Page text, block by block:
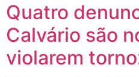
Quatro
Calvário são
violarem